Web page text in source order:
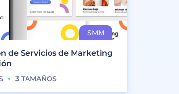
de Servicios de Marketing
3TAMAÑOS